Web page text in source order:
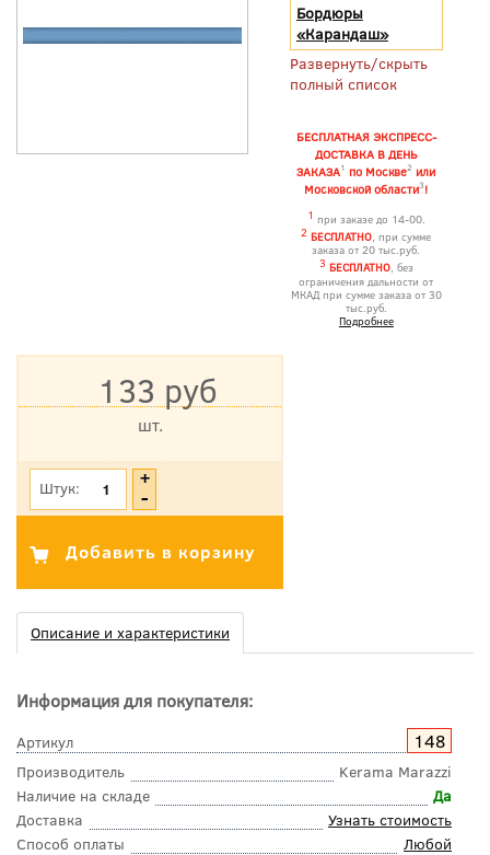
Бордюры
«Карандаш»
Развернуть/скрыть
полный список
БЕСПЛАТНАЯ ЭКСПРЕСС-
ДОСТАВКА В ДЕНЬ
ЗАКАЗА1 по Москве2 или
Московской области3!
1 при заказе до 14-00.
2 БЕСПЛАТНО, при сумме
заказа от 20 тыс.руб.
3 БЕСПЛАТНО, без
ограничения дальности от
МКАД при сумме заказа от 30
тыс.руб.
Подробнее
133 руб
шт.
Штук:
Описание и характеристики
Информация для покупателя:
Артикул 148
Производитель
Kerama Marazzi
Наличие на складе
Да
Доставка
Узнать стоимость
Способ оплаты
Любой